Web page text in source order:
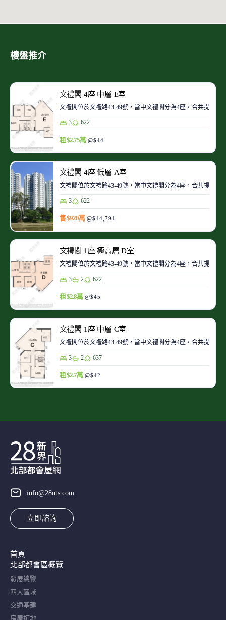
樓盤推介
文禮閣 4座 中層 E室
文禮閣位於文禮路43-49號，當中文禮閣分為4座，合共提供
3 622
租 $2.75萬 @$44
文禮閣 4座 低層 A室
文禮閣位於文禮路43-49號，當中文禮閣分為4座，合共提供
3 622
售 $920萬 @$14,791
文禮閣 1座 極高層 D室
文禮閣位於文禮路43-49號，當中文禮閣分為4座，合共提供
3 2 622
租 $2.8萬 @$45
文禮閣 1座 中層 C室
文禮閣位於文禮路43-49號，當中文禮閣分為4座，合共提供
3 2 637
租 $2.7萬 @$42
info@28nts.com
立即諮詢
首頁
北部都會區概覽​
發展總覽
四大區域
交通基建
房屋拓地